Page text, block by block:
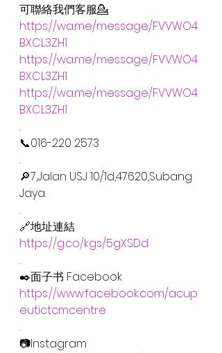
可聯絡我們客服💁
https://wa.me/message/FVVWO4
BXCL3ZH1
https://wa.me/message/FVVWO4
BXCL3ZH1
https://wa.me/message/FVVWO4
BXCL3ZH1
.
📞016-220 2573
.
🔎7,Jalan USJ 10/1d,47620,Subang
Jaya.
.
🔗地址連結
https://g.co/kgs/5gXSDd
.
✒️面子书 Facebook
https://www.facebook.com/acup
eutictcmcentre
.
📷Instagram